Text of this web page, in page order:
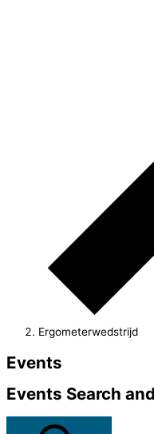
Ergometerwedstrijd
Events
Events Search